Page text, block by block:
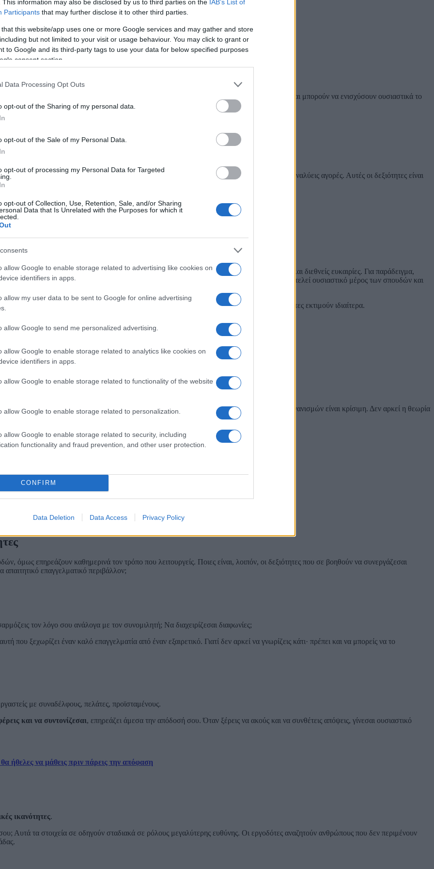
This information may also be disclosed by us to third parties on the IAB’s List of
Participants that may further disclose it to other third parties.
that this website/app uses one or more Google services and may gather and store
but not limited to your visit or usage behaviour. You may click to grant or
to Google and its third-party tags to use your data for below specified purposes
consent section.
Data Processing Opt Outs
opt-out of the Sharing of my personal data.
opt-out of the Sale of my Personal Data.
opt-out of processing my Personal Data for Targeted
opt-out of Collection, Use, Retention, Sale, and/or Sharing
Data that Is Unrelated with the Purposes for which it
allow Google to enable storage related to advertising like cookies on
identifiers in apps.
allow my user data to be sent to Google for online advertising
allow Google to send me personalized advertising.
allow Google to enable storage related to analytics like cookies on
identifiers in apps.
allow Google to enable storage related to functionality of the website
allow Google to enable storage related to personalization.
allow Google to enable storage related to security, including
functionality and fraud prevention, and other user protection.
CONFIRM
Data Deletion Data Access Privacy Policy
να ξέρεις
Ποιες είναι εκείνες οι τεχνικές δεξιότητες που ζητούνται περισσότερο σήμερα και μπορούν να ενισχύσουν ουσιαστικά το
Επιχειρήσεων
, μαθαίνεις να διαβάζεις ισολογισμούς, να κατανοείς στρατηγική, να αναλύεις αγορές. Αυτές οι δεξιότητες είναι
Είναι βασική επαγγελματική δεξιότητα.
φέρνουν σε επαφή με διαφορετικές κουλτούρες και σου δίνουν πρόσβαση σε ευρωπαϊκές και διεθνείς ευκαιρίες. Για παράδειγμα,
Sorbonne Paris Nord
– ακόμη και αν ξεκινάς από το μηδέν – αποτελεί ουσιαστικό μέρος των σπουδών και
σου προσανατολισμό.
συνέπεια, επαγγελματισμό και διάθεση για συνεχή εξέλιξη — στοιχεία που οι εργοδότες εκτιμούν ιδιαίτερα.
διεθνούς καριέρας; Δες εδώ!
δεδομένων μέχρι συστήματα ανάλυσης απόδοσης στον αθλητισμό.
Αθλητισμού, η κατανόηση εργαλείων αξιολόγησης απόδοσης ή διαχείρισης αθλητικών οργανισμών είναι κρίσιμη. Δεν αρκεί η θεωρία
αποφάσεις βάσει στοιχείων
για ικανότητα σύνδεσης δεδομένων με στρατηγικές επιλογές.
και απαιτητικό ακαδημαϊκό περιβάλλον.
όμως επηρεάζουν καθημερινά τον τρόπο που λειτουργείς. Ποιες είναι, λοιπόν, οι δεξιότητες που σε βοηθούν να συνεργάζεσαι
απαιτητικό επαγγελματικό περιβάλλον;
τον λόγο σου ανάλογα με τον συνομιλητή; Να διαχειρίζεσαι διαφωνίες;
που ξεχωρίζει έναν καλό επαγγελματία από έναν εξαιρετικό. Γιατί δεν αρκεί να γνωρίζεις κάτι· πρέπει και να μπορείς να το
με συναδέλφους, πελάτες, προϊσταμένους.
και να συντονίζεσαι, επηρεάζει άμεσα την απόδοσή σου. Όταν ξέρεις να ακούς και να συνθέτεις απόψεις, γίνεσαι ουσιαστικό
ήθελες να μάθεις πριν πάρεις την απόφαση
ικανότητες.
Αυτά τα στοιχεία σε οδηγούν σταδιακά σε ρόλους μεγαλύτερης ευθύνης. Οι εργοδότες αναζητούν ανθρώπους που δεν περιμένουν